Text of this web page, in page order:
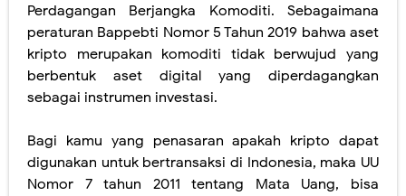
Perdagangan Berjangka Komoditi. Sebagaimana
peraturan Bappebti Nomor 5 Tahun 2019 bahwa aset
kripto merupakan komoditi tidak berwujud yang
berbentuk aset digital yang diperdagangkan
sebagai instrumen investasi.
Bagi kamu yang penasaran apakah kripto dapat
digunakan untuk bertransaksi di Indonesia, maka UU
Nomor 7 tahun 2011 tentang Mata Uang, bisa